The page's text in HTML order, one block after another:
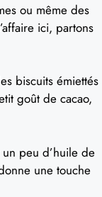
ou même des
ici, partons
biscuits émiettés
goût de cacao,
peu d’huile de
une touche